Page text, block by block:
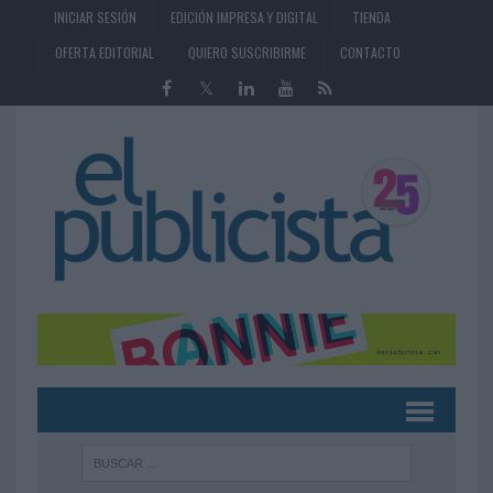
INICIAR SESIÓN EDICIÓN IMPRESA Y DIGITAL
TIENDA
OFERTA EDITORIAL
QUIERO SUSCRIBIRME CONTACTO